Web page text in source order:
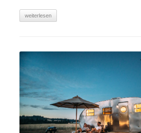
weiterlesen